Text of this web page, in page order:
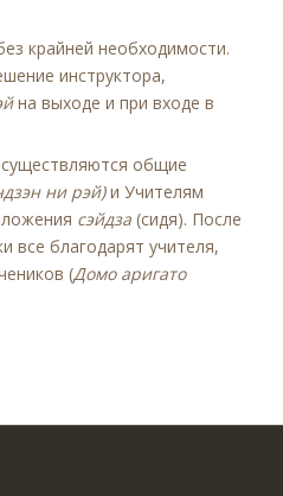
крайней необходимости.
инструктора,
на выходе и при входе в
общие
ни рэй)и Учителям
сэйдза(сидя). После
все благодарят учителя,
(Домо аригато